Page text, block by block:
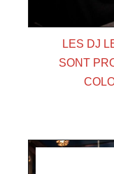
LES DJ
SONT